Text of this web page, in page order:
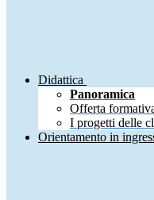
Didattica
Panoramica
Offerta
I progetti delle
Orientamento in